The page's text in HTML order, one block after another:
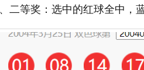
二等奖：选中的红球全中，